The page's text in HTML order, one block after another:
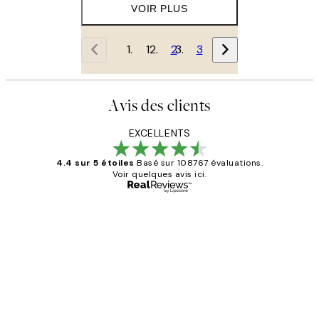
VOIR PLUS
1 2 3
Avis des clients
EXCELLENTS
4.4 sur 5 étoiles Basé sur 108767 évaluations.
Voir quelques avis ici.